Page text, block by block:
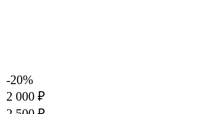
-20%
2 000 ₽